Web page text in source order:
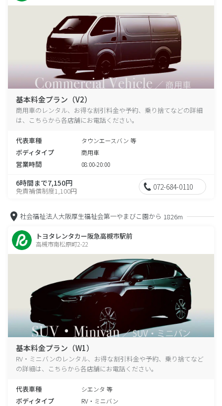
基本料金プラン（V2）
商用車のレンタル、お得な割引料金や予約、乗り捨てなどの詳細
は、こちらから各店舗にお電話ください。
代表車種 タウンエースバン 等
ボディタイプ 商用車
営業時間 08:00-20:00
6時間まで7,150円
免責補償制度1,100円 072-684-0110
社会福祉法人大阪厚生福祉会第一やまびこ園から 1826m
トヨタレンタカー阪急高槻市駅前
高槻市南松原町2-22
基本料金プラン（W1）
RV・ミニバンのレンタル、お得な割引料金や予約、乗り捨てなど
の詳細は、こちらから各店舗にお電話ください。
代表車種 シエンタ 等
ボディタイプ RV・ミニバン